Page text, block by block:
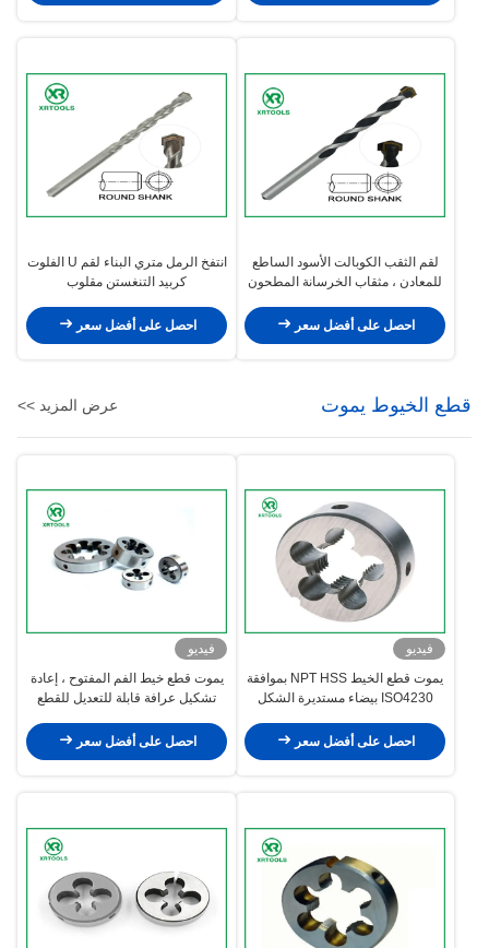
لقم الثقب الكوبالت الأسود الساطع
للمعادن ، مثقاب الخرسانة المطحون
احصل على أفضل سعر
انتفخ الرمل متري البناء لقم U الفلوت
كربيد التنغستن مقلوب
احصل على أفضل سعر
قطع الخيوط يموت عرض المزيد >>
فيديو
يموت قطع الخيط NPT HSS بموافقة
ISO4230 بيضاء مستديرة الشكل
احصل على أفضل سعر
فيديو
يموت قطع خيط الفم المفتوح ، إعادة
تشكيل عرافة قابلة للتعديل للقطع
احصل على أفضل سعر